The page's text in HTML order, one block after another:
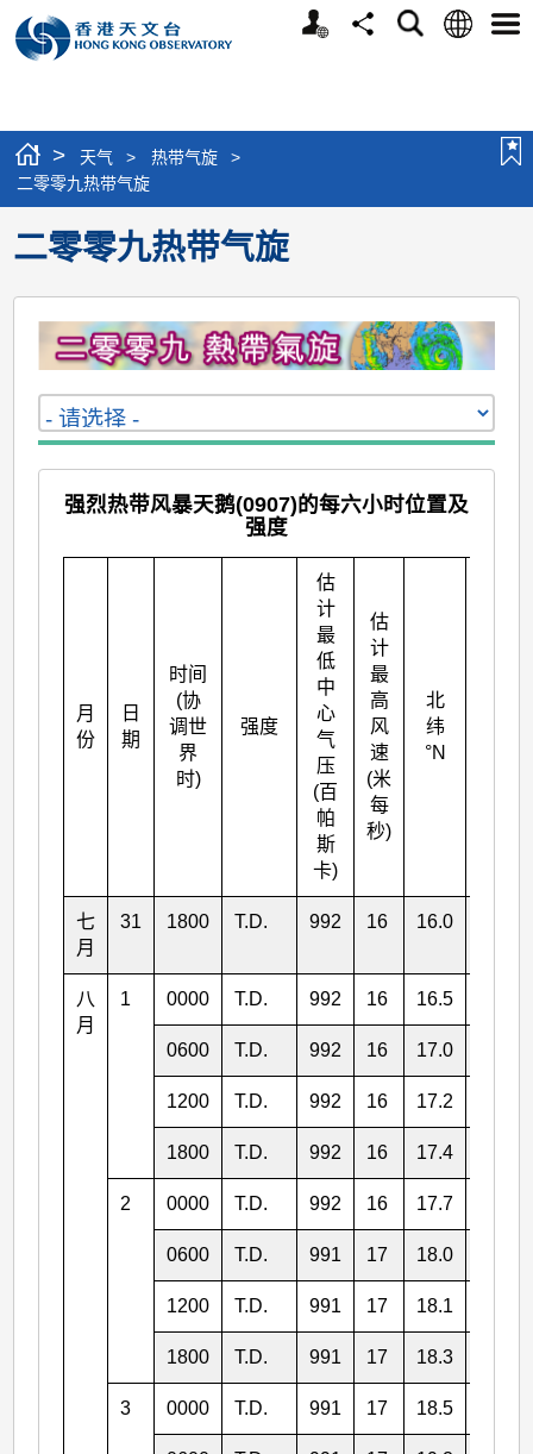
个
分
搜
语
选
> 天气 > 热带气旋
>
二零零九热带气旋
二零零九热带气旋
强烈热带风暴天鹅(0907)的每六小时位置及
强度
月
份
日
期
时间
(协
调世
界
时)
强度
估
计
最
低
中
心
气
压
(百
帕
斯
卡)
估
计
最
高
风
速
(米
每
秒)
北
纬
°N
七
月
31 1800 T.D. 992 16 16.0
八
月
1 0000 T.D. 992 16 16.5
0600 T.D. 992 16 17.0
1200 T.D. 992 16 17.2
1800 T.D. 992 16 17.4
2 0000 T.D. 992 16 17.7
0600 T.D. 991 17 18.0
1200 T.D. 991 17 18.1
1800 T.D. 991 17 18.3
3 0000 T.D. 991 17 18.5